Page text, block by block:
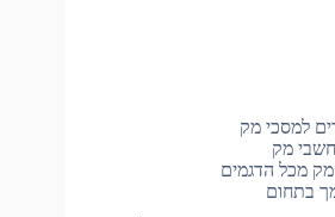
למסכי מק
מק
מכל הדגמים
בתחום